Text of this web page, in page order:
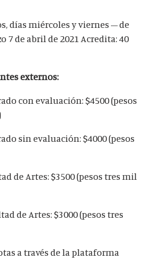
días miércoles y viernes – de
7 de abril de 2021 Acredita: 40
externos:
con evaluación: $4500 (pesos
sin evaluación: $4000 (pesos
de Artes: $3500 (pesos tres mil
de Artes: $3000 (pesos tres
a través de la plataforma